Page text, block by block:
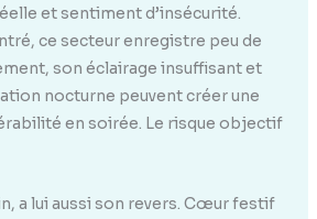
et sentiment d’insécurité.
ce secteur enregistre peu de
son éclairage insuffisant et
nocturne peuvent créer une
en soirée. Le risque objectif
a lui aussi son revers. Cœur festif